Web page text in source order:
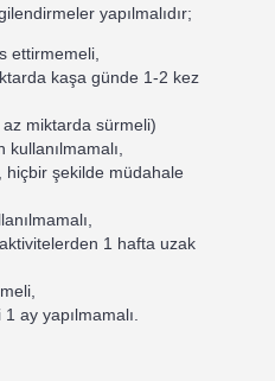
yapılmalıdır;
ettirmemeli,
kaşa günde 1-2 kez
az miktarda sürmeli)
hiçbir şekilde müdahale
1 hafta uzak
ay yapılmamalı.